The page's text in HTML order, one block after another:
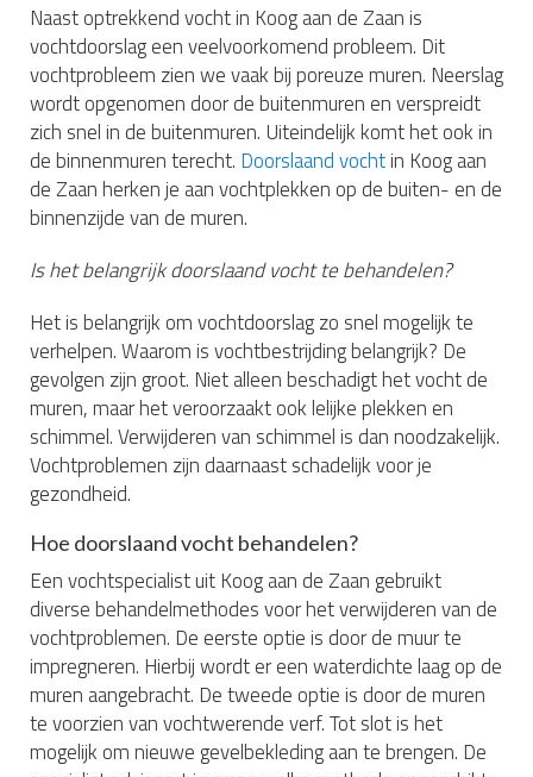
Naast optrekkend vocht in Koog aan de Zaan is
vochtdoorslag een veelvoorkomend probleem. Dit
vochtprobleem zien we vaak bij poreuze muren. Neerslag
wordt opgenomen door de buitenmuren en verspreidt
zich snel in de buitenmuren. Uiteindelijk komt het ook in
de binnenmuren terecht. Doorslaand vochtin Koog aan
de Zaan herken je aan vochtplekken op de buiten- en de
binnenzijde van de muren.
Is het belangrijk doorslaand vocht te behandelen?
Het is belangrijk om vochtdoorslag zo snel mogelijk te
verhelpen. Waarom is vochtbestrijding belangrijk? De
gevolgen zijn groot. Niet alleen beschadigt het vocht de
muren, maar het veroorzaakt ook lelijke plekken en
schimmel. Verwijderen van schimmel is dan noodzakelijk.
Vochtproblemen zijn daarnaast schadelijk voor je
gezondheid.
Hoe doorslaand vocht behandelen?
Een vochtspecialist uit Koog aan de Zaan gebruikt
diverse behandelmethodes voor het verwijderen van de
vochtproblemen. De eerste optie is door de muur te
impregneren. Hierbij wordt er een waterdichte laag op de
muren aangebracht. De tweede optie is door de muren
te voorzien van vochtwerende verf. Tot slot is het
mogelijk om nieuwe gevelbekleding aan te brengen. De